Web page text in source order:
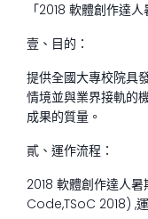
「2018 軟體創作達
壹、目的：
提供全國大專校院具
情境並與業界接軌的
成果的質量。
貳、運作流程：
2018 軟體創作達人
Code,TSoC 2018) ,